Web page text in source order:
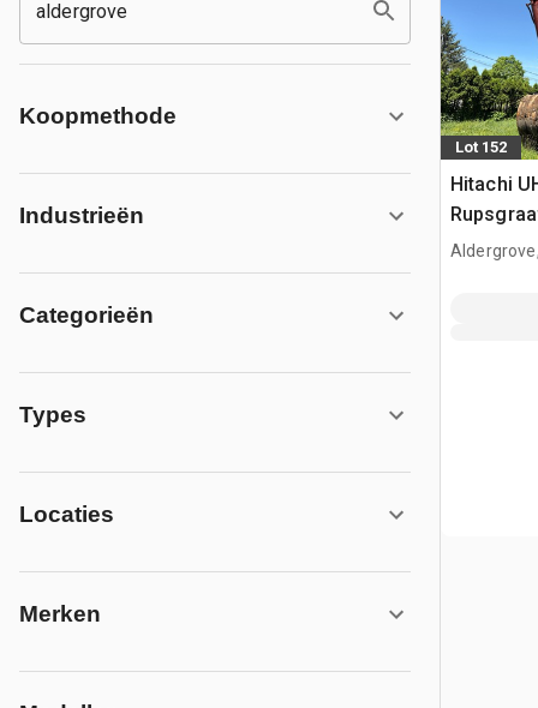
Koopmethode
Industrieën
Categorieën
Types
Locaties
Merken
Lot 152
Hitachi